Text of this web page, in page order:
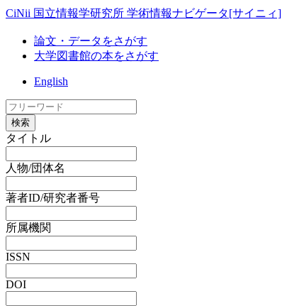
CiNii 国立情報学研究所 学術情報ナビゲータ[サイニィ]
論文・データをさがす
大学図書館の本をさがす
English
検索
タイトル
人物/団体名
著者ID/研究者番号
所属機関
ISSN
DOI